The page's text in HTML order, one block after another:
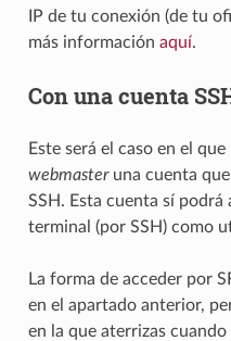
IP de tu conexión (de tu
más información aquí.
Con una cuenta
Este será el caso en el
webmasteruna cuenta
SSH. Esta cuenta sí
terminal (por SSH) como
La forma de acceder por
en el apartado anterior,
en la que aterrizas